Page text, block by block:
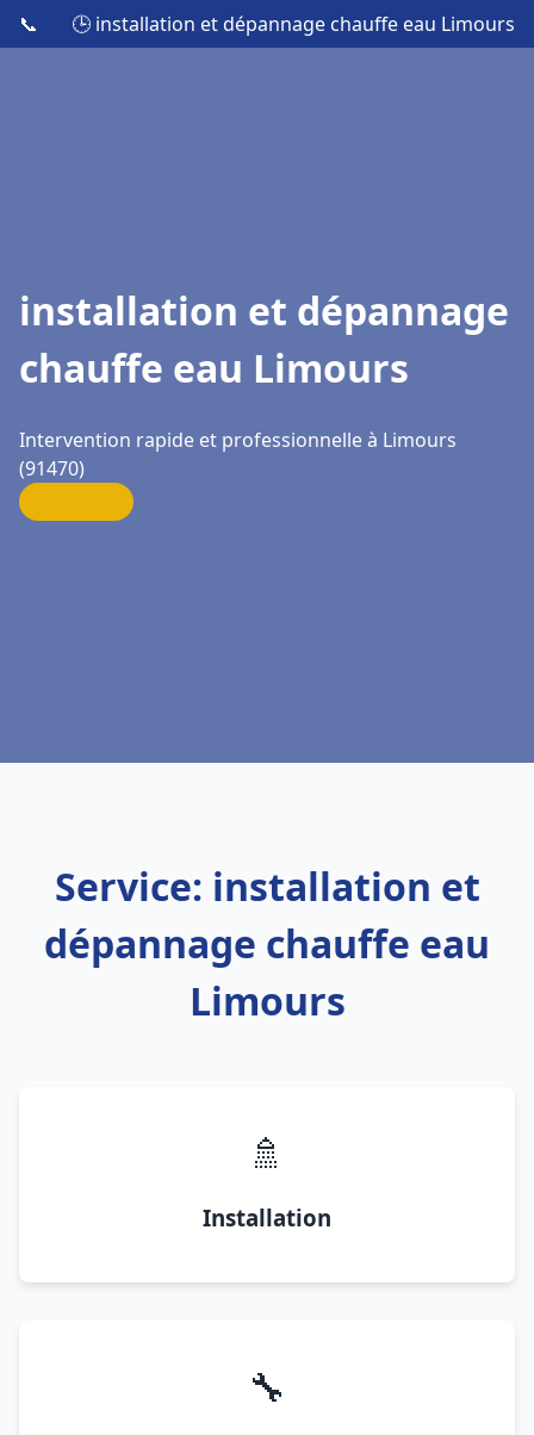
📞 🕒 installation et dépannage chauffe eau Limours
installation et dépannage
chauffe eau Limours
Intervention rapide et professionnelle à Limours
(91470)
Service: installation et
dépannage chauffe eau
Limours
🚿
Installation
🔧